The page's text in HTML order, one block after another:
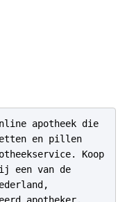
apotheek die
en pillen
Koop
een van de